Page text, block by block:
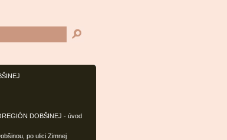
DOBŠINEJ - úvod
po ulici Zimnej